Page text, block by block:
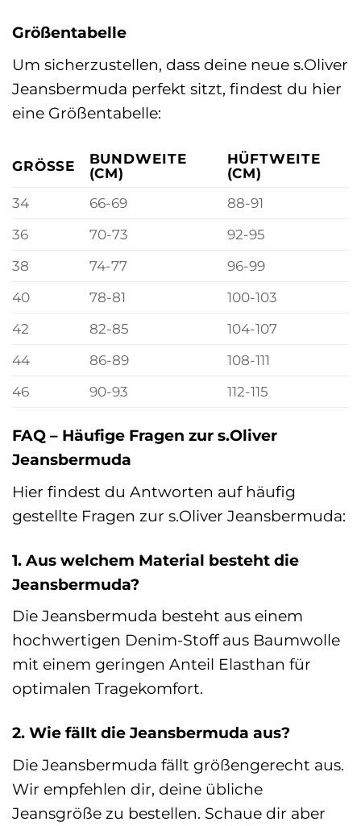
Größentabelle
Um sicherzustellen, dass deine neue s.Oliver
Jeansbermuda perfekt sitzt, findest du hier
eine Größentabelle:
GRÖSSE
BUNDWEITE
(CM)
HÜFTWEITE
(CM)
34
66-69
88-91
36
70-73
92-95
38
74-77
96-99
40
78-81
100-103
42
82-85
104-107
44
86-89
108-111
46
90-93 112-115
FAQ – Häufige Fragen zur s.Oliver
Jeansbermuda
Hier findest du Antworten auf häufig
gestellte Fragen zur s.Oliver Jeansbermuda:
1. Aus welchem Material besteht die
Jeansbermuda?
Die Jeansbermuda besteht aus einem
hochwertigen Denim-Stoff aus Baumwolle
mit einem geringen Anteil Elasthan für
optimalen Tragekomfort.
2. Wie fällt die Jeansbermuda aus?
Die Jeansbermuda fällt größengerecht aus.
Wir empfehlen dir, deine übliche
Jeansgröße zu bestellen. Schaue dir aber